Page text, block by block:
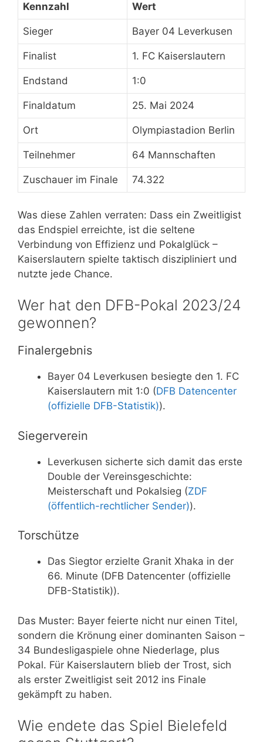
Kennzahl Wert
Sieger Bayer 04 Leverkusen
Finalist 1. FC Kaiserslautern
Endstand 1:0
Finaldatum 25. Mai 2024
Ort Olympiastadion Berlin
Teilnehmer 64 Mannschaften
Zuschauer im Finale 74.322
Was diese Zahlen verraten: Dass ein Zweitligist
das Endspiel erreichte, ist die seltene
Verbindung von Effizienz und Pokalglück –
Kaiserslautern spielte taktisch diszipliniert und
nutzte jede Chance.
Wer hat den DFB-Pokal 2023/24
gewonnen?
Finalergebnis
Bayer 04 Leverkusen besiegte den 1. FC
Kaiserslautern mit 1:0 (DFB Datencenter
(offizielle DFB-Statistik)).
Siegerverein
Leverkusen sicherte sich damit das erste
Double der Vereinsgeschichte:
Meisterschaft und Pokalsieg (ZDF
(öffentlich-rechtlicher Sender)).
Torschütze
Das Siegtor erzielte Granit Xhaka in der
66. Minute (DFB Datencenter (offizielle
DFB-Statistik)).
Das Muster: Bayer feierte nicht nur einen Titel,
sondern die Krönung einer dominanten Saison –
34 Bundesligaspiele ohne Niederlage, plus
Pokal. Für Kaiserslautern blieb der Trost, sich
als erster Zweitligist seit 2012 ins Finale
gekämpft zu haben.
Wie endete das Spiel Bielefeld